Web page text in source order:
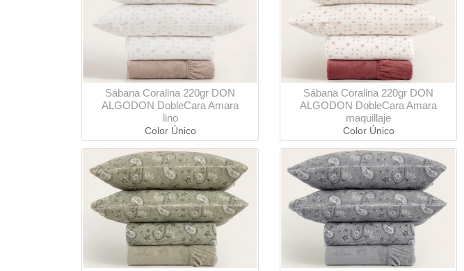
Sábana Coralina 220gr DON
ALGODON DobleCara Amara
lino
Color Único
Sábana Coralina 220gr DON
ALGODON DobleCara Amara
maquillaje
Color Único